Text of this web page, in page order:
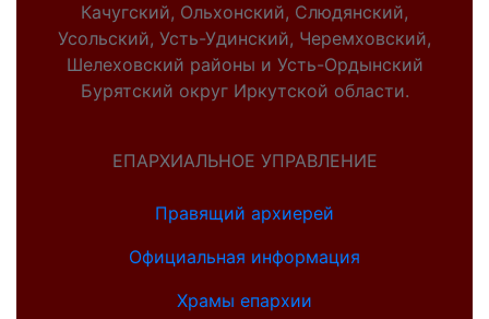
Качугский, Ольхонский, Слюдянский,
Усольский, Усть-Удинский, Черемховский,
Шелеховский районы и Усть-Ордынский
Бурятский округ Иркутской области.
ЕПАРХИАЛЬНОЕ УПРАВЛЕНИЕ
Правящий архиерей
Официальная информация
Храмы епархии